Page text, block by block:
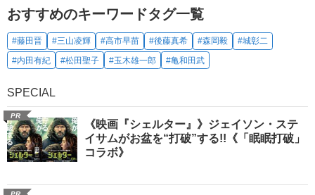
おすすめのキーワードタグ一覧
#藤田晋 #三山凌輝 #高市早苗 #後藤真希 #森岡毅
#城彰二
#内田有紀
#松田聖子 #玉木雄一郎 #亀和田武
SPECIAL
PR
《映画『シェルター』》ジェイソン・ステ
イサムがお盆を“打破”する!!《「眠眠打破」
コラボ》